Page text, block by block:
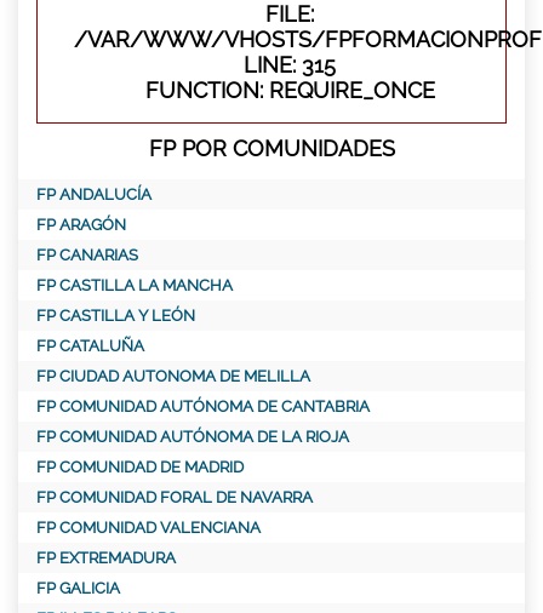
FILE:
/VAR/WWW/VHOSTS/
LINE: 315
FUNCTION: REQUIRE_ONCE
FP POR COMUNIDADES
FP ANDALUCÍA
FP ARAGÓN
FP CANARIAS
FP CASTILLA LA MANCHA
FP CASTILLA Y LEÓN
FP CATALUÑA
FP CIUDAD AUTONOMA DE MELILLA
FP COMUNIDAD AUTÓNOMA DE CANTABRIA
FP COMUNIDAD AUTÓNOMA DE LA RIOJA
FP COMUNIDAD DE MADRID
FP COMUNIDAD FORAL DE NAVARRA
FP COMUNIDAD VALENCIANA
FP EXTREMADURA
FP GALICIA